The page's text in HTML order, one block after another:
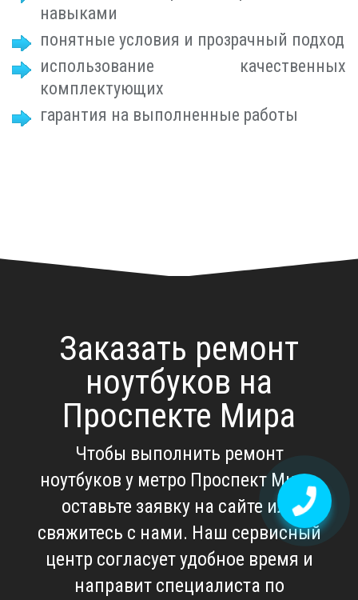
навыками
понятные условия и прозрачный подход
использование качественных
комплектующих
гарантия на выполненные работы
Заказать ремонт
ноутбуков на
Проспекте Мира
Чтобы выполнить ремонт
ноутбуков у метро Проспект Мира,
оставьте заявку на сайте или
свяжитесь с нами. Наш сервисный
центр согласует удобное время и
направит специалиста по